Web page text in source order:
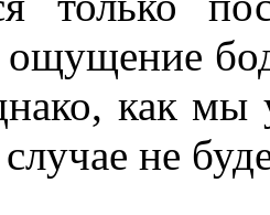
как мы
не